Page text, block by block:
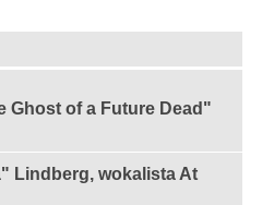
Ghost of a Future Dead"
Lindberg, wokalista At